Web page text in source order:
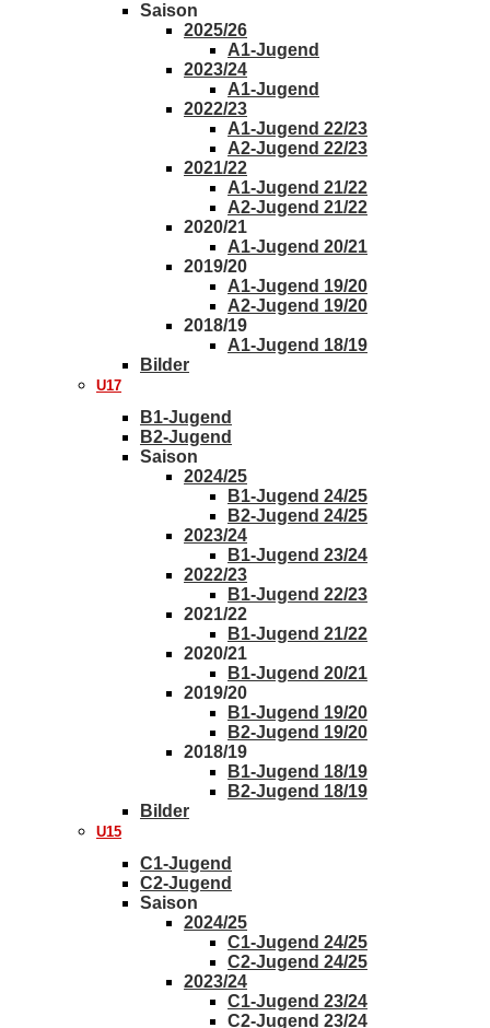
Saison
2025/26
A1-Jugend
2023/24
A1-Jugend
2022/23
A1-Jugend 22/23
A2-Jugend 22/23
2021/22
A1-Jugend 21/22
A2-Jugend 21/22
2020/21
A1-Jugend 20/21
2019/20
A1-Jugend 19/20
A2-Jugend 19/20
2018/19
A1-Jugend 18/19
Bilder
U17
B1-Jugend
B2-Jugend
Saison
2024/25
B1-Jugend 24/25
B2-Jugend 24/25
2023/24
B1-Jugend 23/24
2022/23
B1-Jugend 22/23
2021/22
B1-Jugend 21/22
2020/21
B1-Jugend 20/21
2019/20
B1-Jugend 19/20
B2-Jugend 19/20
2018/19
B1-Jugend 18/19
B2-Jugend 18/19
Bilder
U15
C1-Jugend
C2-Jugend
Saison
2024/25
C1-Jugend 24/25
C2-Jugend 24/25
2023/24
C1-Jugend 23/24
C2-Jugend 23/24